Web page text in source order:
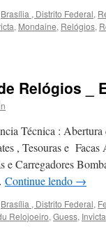
Brasília , Distrito Federal,
, Mondaine, Relógios,
Relógios _
Técnica :
, Tesouras e
e Carregadores
Continue lendo →
Brasília , Distrito Federal,
Relojoeiro, Guess, Invicta